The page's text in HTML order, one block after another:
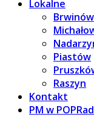
Lokalne
Brwinów
Piastów
Raszyn
Kontakt
PM w